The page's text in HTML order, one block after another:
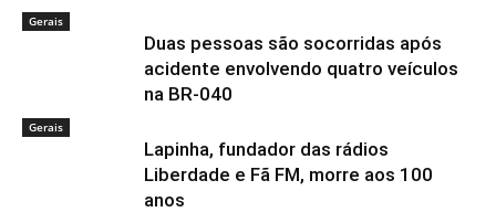
Gerais
Duas pessoas são socorridas após
acidente envolvendo quatro veículos
na BR-040
Gerais
Lapinha, fundador das rádios
Liberdade e Fã FM, morre aos 100
anos